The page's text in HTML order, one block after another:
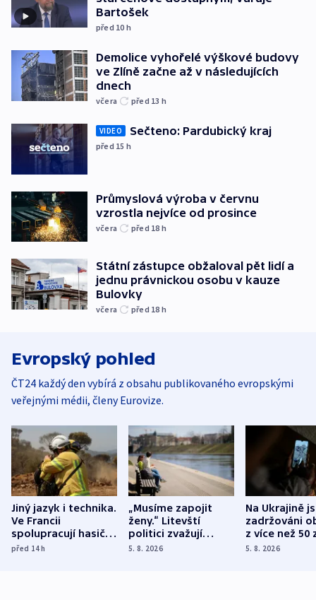
Bartošek
před 10 h
Demolice vyhořelé výškové budovy
ve Zlíně začne až v následujících
dnech
včera před 13 h
VIDEO Sečteno: Pardubický kraj
před 15 h
Průmyslová výroba v červnu
vzrostla nejvíce od prosince
včera před 18 h
Státní zástupce obžaloval pět lidí a
jednu právnickou osobu v kauze
Bulovky
včera před 18 h
Evropský pohled
ČT24 každý den vybírá z obsahu publikovaného evropskými
veřejnými médii, členy Eurovize.
Jiný jazyk i technika.
Ve Francii
spolupracují hasiči z
různých zemí
před 14h
„Musíme zapojit
ženy.“ Litevští
politici zvažují
dohodu o
5. 8. 2026
Na Ukrajině
zadržováni
z více než 50
Bojovali na
5. 8. 2026